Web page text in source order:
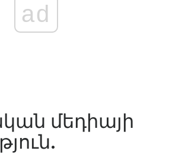
ad
մեդիայի